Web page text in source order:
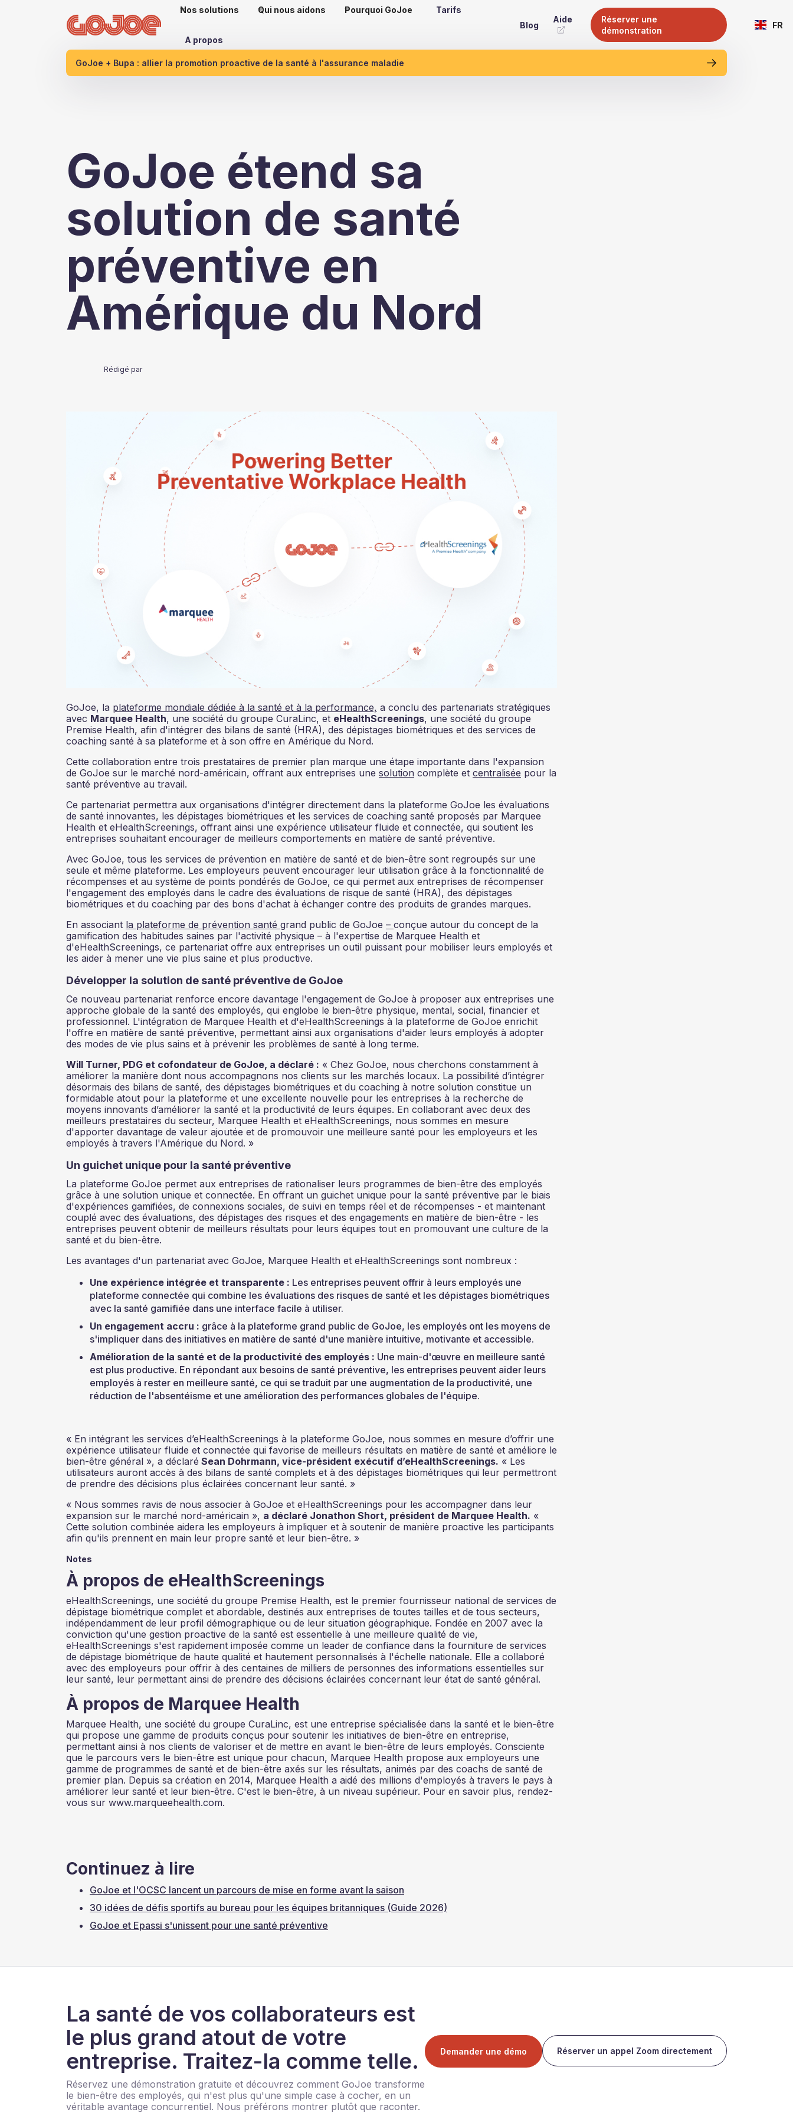
Nos solutions Qui nous aidons Pourquoi GoJoe Tarifs
A propos
Blog
Aide
Réserver une
démonstration
FR
GoJoe + Bupa : allier la promotion proactive de la santé à l'assurance maladie
GoJoe étend sa
solution de santé
préventive en
Amérique du Nord
Rédigé par
GoJoe, la plateforme mondiale dédiée à la santé et à la performance, a conclu des partenariats stratégiques
avec Marquee Health, une société du groupe CuraLinc, et eHealthScreenings, une société du groupe
Premise Health, afin d'intégrer des bilans de santé (HRA), des dépistages biométriques et des services de
coaching santé à sa plateforme et à son offre en Amérique du Nord.
Cette collaboration entre trois prestataires de premier plan marque une étape importante dans l'expansion
de GoJoe sur le marché nord-américain, offrant aux entreprises une solution complète et centralisée pour la
santé préventive au travail.
Ce partenariat permettra aux organisations d'intégrer directement dans la plateforme GoJoe les évaluations
de santé innovantes, les dépistages biométriques et les services de coaching santé proposés par Marquee
Health et eHealthScreenings, offrant ainsi une expérience utilisateur fluide et connectée, qui soutient les
entreprises souhaitant encourager de meilleurs comportements en matière de santé préventive.
Avec GoJoe, tous les services de prévention en matière de santé et de bien-être sont regroupés sur une
seule et même plateforme. Les employeurs peuvent encourager leur utilisation grâce à la fonctionnalité de
récompenses et au système de points pondérés de GoJoe, ce qui permet aux entreprises de récompenser
l'engagement des employés dans le cadre des évaluations de risque de santé (HRA), des dépistages
biométriques et du coaching par des bons d'achat à échanger contre des produits de grandes marques.
En associant la plateforme de prévention santé grand public de GoJoe – conçue autour du concept de la
gamification des habitudes saines par l'activité physique – à l'expertise de Marquee Health et
d'eHealthScreenings, ce partenariat offre aux entreprises un outil puissant pour mobiliser leurs employés et
les aider à mener une vie plus saine et plus productive.
Développer la solution de santé préventive de GoJoe
Ce nouveau partenariat renforce encore davantage l'engagement de GoJoe à proposer aux entreprises une
approche globale de la santé des employés, qui englobe le bien-être physique, mental, social, financier et
professionnel. L'intégration de Marquee Health et d'eHealthScreenings à la plateforme de GoJoe enrichit
l'offre en matière de santé préventive, permettant ainsi aux organisations d'aider leurs employés à adopter
des modes de vie plus sains et à prévenir les problèmes de santé à long terme.
Will Turner, PDG et cofondateur de GoJoe, a déclaré : « Chez GoJoe, nous cherchons constamment à
améliorer la manière dont nous accompagnons nos clients sur les marchés locaux. La possibilité d’intégrer
désormais des bilans de santé, des dépistages biométriques et du coaching à notre solution constitue un
formidable atout pour la plateforme et une excellente nouvelle pour les entreprises à la recherche de
moyens innovants d’améliorer la santé et la productivité de leurs équipes. En collaborant avec deux des
meilleurs prestataires du secteur, Marquee Health et eHealthScreenings, nous sommes en mesure
d'apporter davantage de valeur ajoutée et de promouvoir une meilleure santé pour les employeurs et les
employés à travers l'Amérique du Nord. »
Un guichet unique pour la santé préventive
La plateforme GoJoe permet aux entreprises de rationaliser leurs programmes de bien-être des employés
grâce à une solution unique et connectée. En offrant un guichet unique pour la santé préventive par le biais
d'expériences gamifiées, de connexions sociales, de suivi en temps réel et de récompenses - et maintenant
couplé avec des évaluations, des dépistages des risques et des engagements en matière de bien-être - les
entreprises peuvent obtenir de meilleurs résultats pour leurs équipes tout en promouvant une culture de la
santé et du bien-être.
Les avantages d'un partenariat avec GoJoe, Marquee Health et eHealthScreenings sont nombreux :
Une expérience intégrée et transparente : Les entreprises peuvent offrir à leurs employés une
plateforme connectée qui combine les évaluations des risques de santé et les dépistages biométriques
avec la santé gamifiée dans une interface facile à utiliser.
Un engagement accru : grâce à la plateforme grand public de GoJoe, les employés ont les moyens de
s'impliquer dans des initiatives en matière de santé d'une manière intuitive, motivante et accessible.
Amélioration de la santé et de la productivité des employés : Une main-d'œuvre en meilleure santé
est plus productive. En répondant aux besoins de santé préventive, les entreprises peuvent aider leurs
employés à rester en meilleure santé, ce qui se traduit par une augmentation de la productivité, une
réduction de l'absentéisme et une amélioration des performances globales de l'équipe.
« En intégrant les services d’eHealthScreenings à la plateforme GoJoe, nous sommes en mesure d’offrir une
expérience utilisateur fluide et connectée qui favorise de meilleurs résultats en matière de santé et améliore le
bien-être général », a déclaré Sean Dohrmann, vice-président exécutif d’eHealthScreenings. « Les
utilisateurs auront accès à des bilans de santé complets et à des dépistages biométriques qui leur permettront
de prendre des décisions plus éclairées concernant leur santé. »
« Nous sommes ravis de nous associer à GoJoe et eHealthScreenings pour les accompagner dans leur
expansion sur le marché nord-américain », a déclaré Jonathon Short, président de Marquee Health. «
Cette solution combinée aidera les employeurs à impliquer et à soutenir de manière proactive les participants
afin qu'ils prennent en main leur propre santé et leur bien-être. »
Notes
À propos de eHealthScreenings
eHealthScreenings, une société du groupe Premise Health, est le premier fournisseur national de services de
dépistage biométrique complet et abordable, destinés aux entreprises de toutes tailles et de tous secteurs,
indépendamment de leur profil démographique ou de leur situation géographique. Fondée en 2007 avec la
conviction qu'une gestion proactive de la santé est essentielle à une meilleure qualité de vie,
eHealthScreenings s'est rapidement imposée comme un leader de confiance dans la fourniture de services
de dépistage biométrique de haute qualité et hautement personnalisés à l'échelle nationale. Elle a collaboré
avec des employeurs pour offrir à des centaines de milliers de personnes des informations essentielles sur
leur santé, leur permettant ainsi de prendre des décisions éclairées concernant leur état de santé général.
À propos de Marquee Health
Marquee Health, une société du groupe CuraLinc, est une entreprise spécialisée dans la santé et le bien-être
qui propose une gamme de produits conçus pour soutenir les initiatives de bien-être en entreprise,
permettant ainsi à nos clients de valoriser et de mettre en avant le bien-être de leurs employés. Consciente
que le parcours vers le bien-être est unique pour chacun, Marquee Health propose aux employeurs une
gamme de programmes de santé et de bien-être axés sur les résultats, animés par des coachs de santé de
premier plan. Depuis sa création en 2014, Marquee Health a aidé des millions d'employés à travers le pays à
améliorer leur santé et leur bien-être. C'est le bien-être, à un niveau supérieur. Pour en savoir plus, rendez-
vous sur www.marqueehealth.com.
Continuez à lire
GoJoe et l'OCSC lancent un parcours de mise en forme avant la saison
30 idées de défis sportifs au bureau pour les équipes britanniques (Guide 2026)
GoJoe et Epassi s'unissent pour une santé préventive
La santé de vos collaborateurs est
le plus grand atout de votre
entreprise. Traitez-la comme telle.
Réservez une démonstration gratuite et découvrez comment GoJoe transforme
le bien-être des employés, qui n'est plus qu'une simple case à cocher, en un
véritable avantage concurrentiel. Nous préférons montrer plutôt que raconter.
Demander une démo Réserver un appel Zoom directement